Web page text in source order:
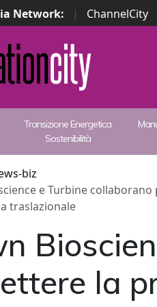
Network: | ChannelCity
Transizione Energetica
Sostenibilità
biz
e Turbine
traslazionale
la